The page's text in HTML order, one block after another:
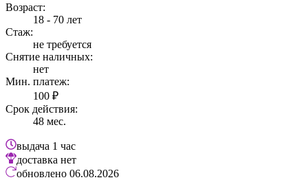
Возраст:
18 - 70 лет
Стаж:
не требуется
Снятие наличных:
нет
Мин. платеж:
100 ₽
Срок действия:
48 мес.
выдача 1 час
доставка нет
обновлено 06.08.2026